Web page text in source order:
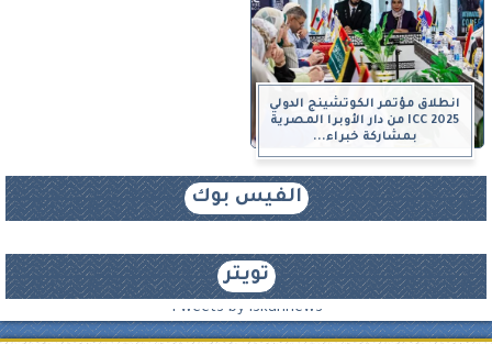
انطلاق مؤتمر الكوتشينج الدولي
ICC 2025 من دار الأوبرا المصرية
بمشاركة خبراء...
الفيس بوك
تويتر
Tweets by iskannews